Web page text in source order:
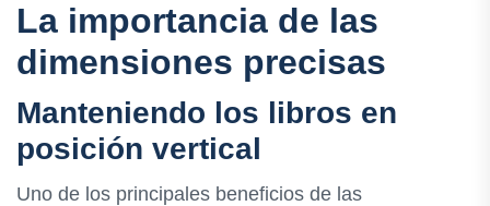
La importancia de las
dimensiones precisas
Manteniendo los libros en
posición vertical
Uno de los principales beneficios de las